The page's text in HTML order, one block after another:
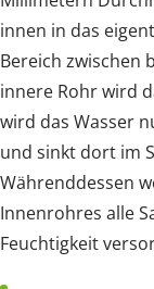
innen in das
Bereich zwischen
innere Rohr wird
wird das Wasser
und sinkt dort im
Währenddessen
Innenrohres alle
Feuchtigkeit